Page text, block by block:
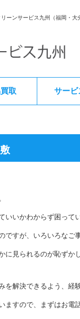
サービス九州（福岡・大分
取 サービ
いかわからず困って
ですが、いろいろなご
に見られるのが恥ず
解決できるよう、経
すので、まずはお電